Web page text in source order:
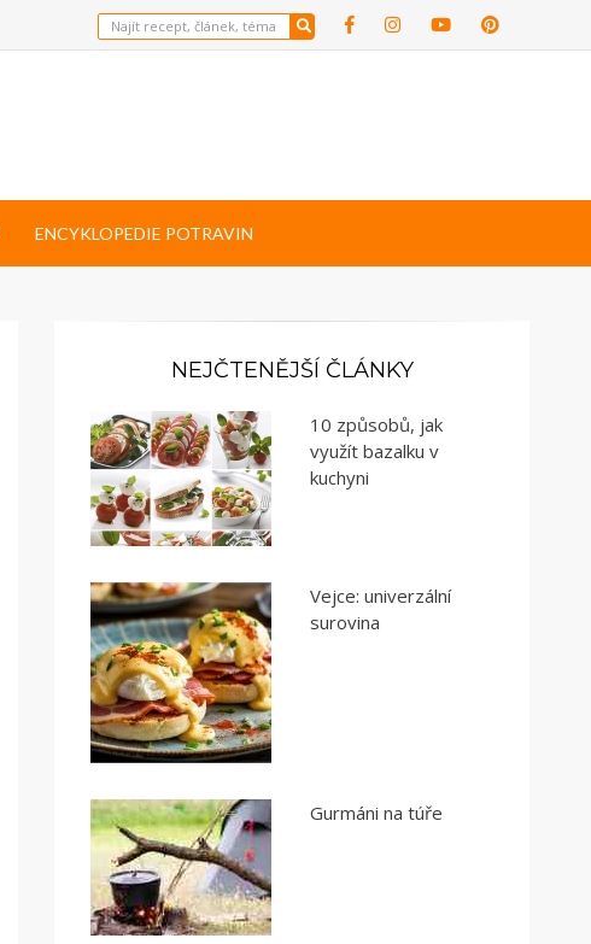
ENCYKLOPEDIE POTRAVIN
NEJČTENĚJŠÍ ČLÁNKY
10 způsobů, jak
využít bazalku v
kuchyni
Vejce: univerzální
surovina
Gurmáni na túře